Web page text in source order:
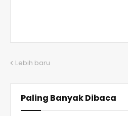
Lebih baru
Paling Banyak Dibaca